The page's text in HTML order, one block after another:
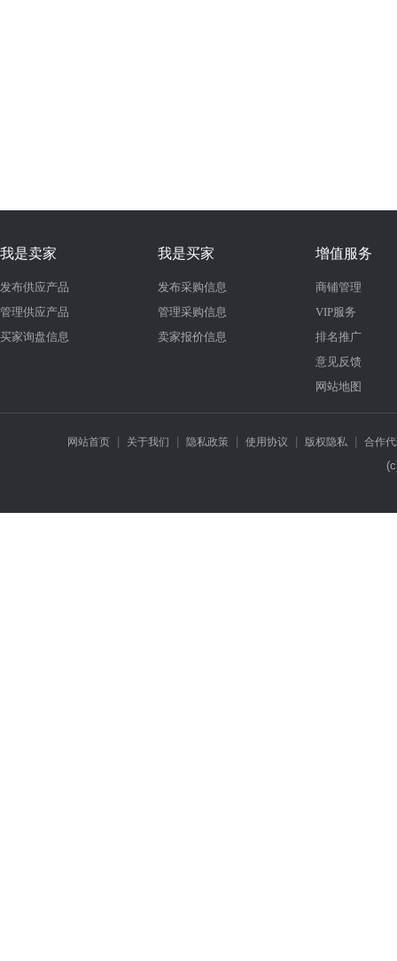
我是卖家
发布供应产品
管理供应产品
买家询盘信息
我是买家
发布采购信息
管理采购信息
卖家报价信息
增值服务
商铺管理
VIP服务
排名推广
意见反馈
网站地图
网站首页| 关于我们 隐私政策| 使用协议 版权隐私| 合作